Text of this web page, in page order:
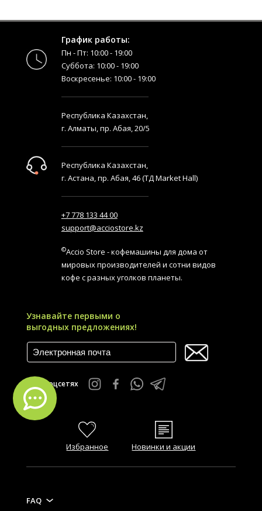
График работы:
Пн - Пт: 10:00 - 19:00
Суббота: 10:00 - 19:00
Воскресенье: 10:00 - 19:00
Республика Казахстан,
г. Алматы, пр. Абая, 20/5
Республика Казахстан,
г. Астана, пр. Абая, 46 (ТД Market Hall)
+7 778 133 44 00
support@acciostore.kz
©Accio Store - кофемашины для дома от
мировых производителей и сотни видов
кофе с разных уголков планеты.
Узнавайте первыми о
выгодных предложениях!
Мы в соцсетях
Избранное Новинки и акции
FAQ